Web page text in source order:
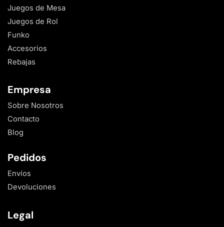
Juegos de Mesa
Juegos de Rol
Funko
Accesorios
Rebajas
Empresa
Sobre Nosotros
Contacto
Blog
Pedidos
Envíos
Devoluciones
Legal